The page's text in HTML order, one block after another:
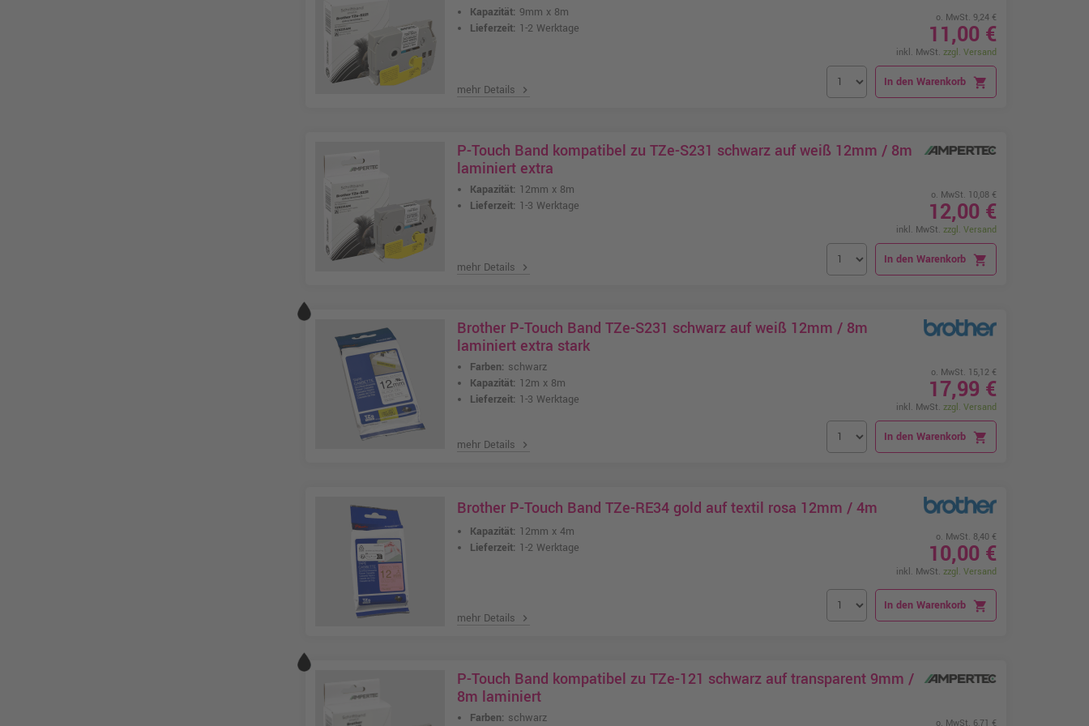
Kapazität: 9mm x 8m
Lieferzeit: 1-2 Werktage
mehr Details chevron_right
o. MwSt. 9,24 €
11,00 €
inkl. MwSt. zzgl. Versand
In den Warenkorb shopping_cart
P-Touch Band kompatibel zu TZe-S231 schwarz auf weiß 12mm / 8m
laminiert extra
Kapazität: 12mm x 8m
Lieferzeit: 1-3 Werktage
mehr Details chevron_right
o. MwSt. 10,08 €
12,00 €
inkl. MwSt. zzgl. Versand
In den Warenkorb shopping_cart
Brother P-Touch Band TZe-S231 schwarz auf weiß 12mm / 8m
laminiert extra stark
Farben: schwarz
Kapazität: 12m x 8m
Lieferzeit: 1-3 Werktage
mehr Details chevron_right
o. MwSt. 15,12 €
17,99 €
inkl. MwSt. zzgl. Versand
In den Warenkorb shopping_cart
Brother P-Touch Band TZe-RE34 gold auf textil rosa 12mm / 4m
Kapazität: 12mm x 4m
Lieferzeit: 1-2 Werktage
mehr Details chevron_right
o. MwSt. 8,40 €
10,00 €
inkl. MwSt. zzgl. Versand
In den Warenkorb shopping_cart
P-Touch Band kompatibel zu TZe-121 schwarz auf transparent 9mm /
8m laminiert
Farben: schwarz o. MwSt. 6,71 €